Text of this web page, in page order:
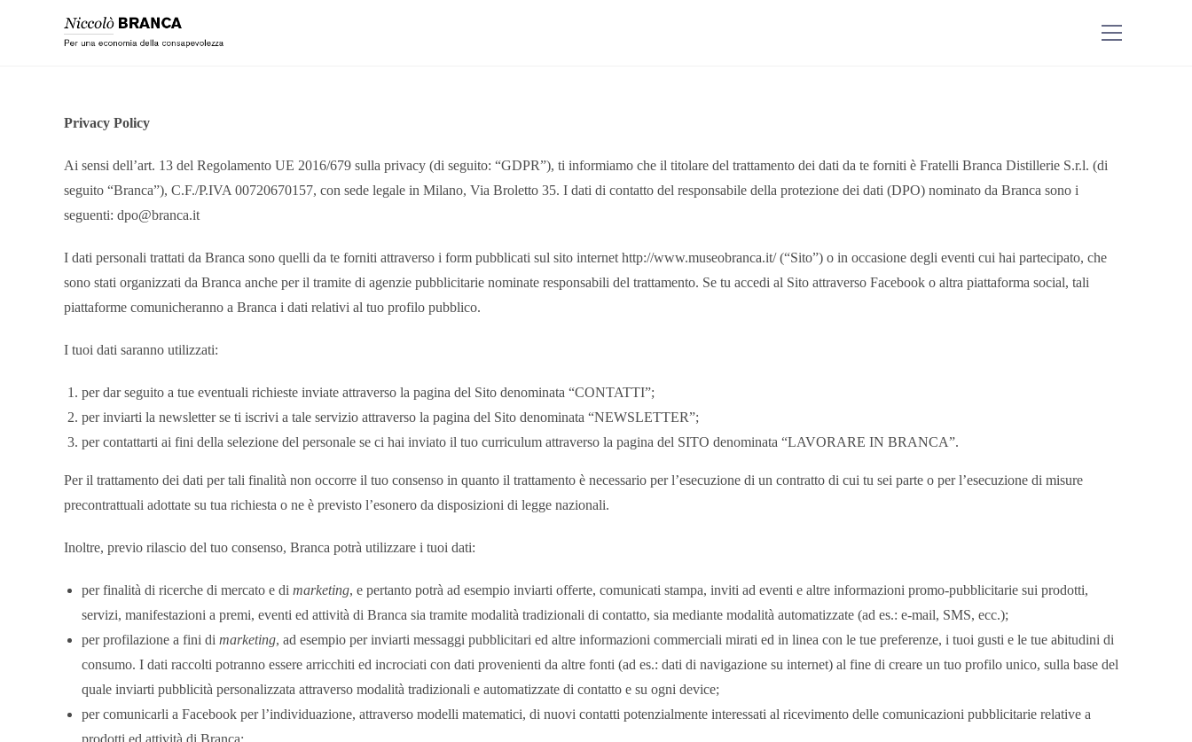
Privacy Policy
Ai sensi dell’art. 13 del Regolamento UE 2016/679 sulla privacy (di seguito: “GDPR”), ti informiamo che il titolare del trattamento dei dati da te forniti è Fratelli Branca Distillerie S.r.l. (di
seguito “Branca”), C.F./P.IVA 00720670157, con sede legale in Milano, Via Broletto 35. I dati di contatto del responsabile della protezione dei dati (DPO) nominato da Branca sono i
seguenti: dpo@branca.it
I dati personali trattati da Branca sono quelli da te forniti attraverso i form pubblicati sul sito internet http://www.museobranca.it/ (“Sito”) o in occasione degli eventi cui hai partecipato, che
sono stati organizzati da Branca anche per il tramite di agenzie pubblicitarie nominate responsabili del trattamento. Se tu accedi al Sito attraverso Facebook o altra piattaforma social, tali
piattaforme comunicheranno a Branca i dati relativi al tuo profilo pubblico.
I tuoi dati saranno utilizzati:
per dar seguito a tue eventuali richieste inviate attraverso la pagina del Sito denominata “CONTATTI”;
per inviarti la newsletter se ti iscrivi a tale servizio attraverso la pagina del Sito denominata “NEWSLETTER”;
per contattarti ai fini della selezione del personale se ci hai inviato il tuo curriculum attraverso la pagina del SITO denominata “LAVORARE IN BRANCA”.
Per il trattamento dei dati per tali finalità non occorre il tuo consenso in quanto il trattamento è necessario per l’esecuzione di un contratto di cui tu sei parte o per l’esecuzione di misure
precontrattuali adottate su tua richiesta o ne è previsto l’esonero da disposizioni di legge nazionali.
Inoltre, previo rilascio del tuo consenso, Branca potrà utilizzare i tuoi dati:
per finalità di ricerche di mercato e di marketing, e pertanto potrà ad esempio inviarti offerte, comunicati stampa, inviti ad eventi e altre informazioni promo-pubblicitarie sui prodotti,
servizi, manifestazioni a premi, eventi ed attività di Branca sia tramite modalità tradizionali di contatto, sia mediante modalità automatizzate (ad es.: e-mail, SMS, ecc.);
per profilazione a fini di marketing, ad esempio per inviarti messaggi pubblicitari ed altre informazioni commerciali mirati ed in linea con le tue preferenze, i tuoi gusti e le tue abitudini di
consumo. I dati raccolti potranno essere arricchiti ed incrociati con dati provenienti da altre fonti (ad es.: dati di navigazione su internet) al fine di creare un tuo profilo unico, sulla base del
quale inviarti pubblicità personalizzata attraverso modalità tradizionali e automatizzate di contatto e su ogni device;
per comunicarli a Facebook per l’individuazione, attraverso modelli matematici, di nuovi contatti potenzialmente interessati al ricevimento delle comunicazioni pubblicitarie relative a
prodotti ed attività di Branca;